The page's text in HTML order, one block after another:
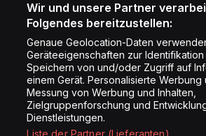
Copyright © Energy 2026
Wir und unsere Partner
Folgendes bereitzustellen:
Genaue Geolocation-Daten
Geräteeigenschaften zur
Speichern von und/oder Zugriff auf
einem Gerät. Personalisierte Werbung
Messung von Werbung und Inhalten,
Zielgruppenforschung und
Dienstleistungen.
Liste der Partner (Lieferanten)